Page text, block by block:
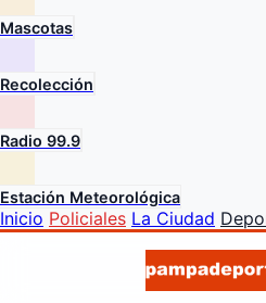
Mascotas
Recolección
Radio 99.9
Estación Meteorológica
Inicio Policiales La Ciudad